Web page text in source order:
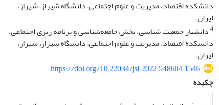
دانشکده اقتصاد، مدیریت و علوم اجتماعی، دانشگاه شیراز، شیراز،
ایران.
4دانشیار جمعیت شناسی، بخش جامعه‌شناسی و برنامه ریزی اجتماعی،
دانشکده اقتصاد، مدیریت و علوم اجتماعی، دانشگاه شیراز، شیراز،
ایران.
https://doi.org/10.22034/jsi.2022.548604.1546
چکیده